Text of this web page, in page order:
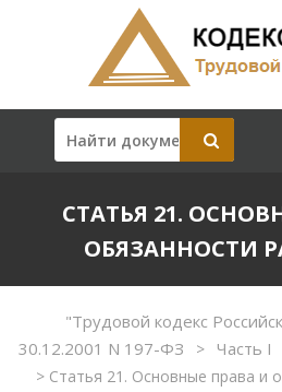
СТАТЬЯ 21.
ОБЯЗАННОСТИ
"Трудовой кодекс
30.12.2001 N 197-ФЗ
> Часть I
>Статья 21. Основные права и